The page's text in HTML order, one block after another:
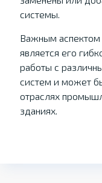
системы.
Важным аспектом
является его
работы с
систем и может
отраслях
зданиях.